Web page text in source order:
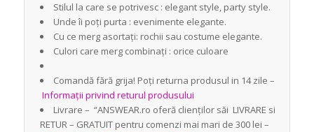
Stilul la care se potrivesc : elegant style, party style.
Unde îi poți purta : evenimente elegante.
Cu ce merg asortați: rochii sau costume elegante.
Culori care merg combinați : orice culoare
Comandă fără grija! Poți returna produsul in 14 zile –
Informații privind returul produsului
Livrare – “ANSWEAR.ro oferă clienților săi LIVRARE si
RETUR – GRATUIT pentru comenzi mai mari de 300 lei –